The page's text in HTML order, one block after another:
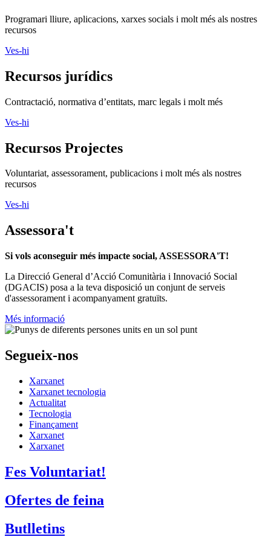
Programari lliure, aplicacions, xarxes socials i molt més als nostres
recursos
Ves-hi
Recursos jurídics
Contractació, normativa d’entitats, marc legals i molt més
Ves-hi
Recursos Projectes
Voluntariat, assessorament, publicacions i molt més als nostres
recursos
Ves-hi
Assessora't
Si vols aconseguir més impacte social, ASSESSORA'T!
La Direcció General d’Acció Comunitària i Innovació Social
(DGACIS) posa a la teva disposició un conjunt de serveis
d'assessorament i acompanyament gratuïts.
Més informació
Segueix-nos
Xarxanet
Xarxanet tecnologia
Actualitat
Tecnologia
Finançament
Xarxanet
Xarxanet
Fes Voluntariat!
Ofertes de feina
Butlletins